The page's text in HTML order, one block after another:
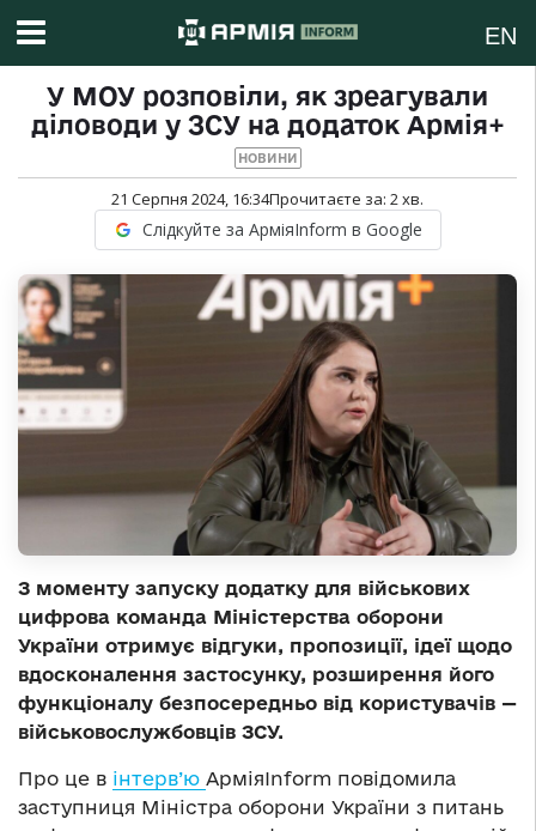
EN
У МОУ розповіли, як зреагували
діловоди у ЗСУ на додаток Армія+
НОВИНИ
21 Серпня 2024, 16:34Прочитаєте за: 2хв.
Слідкуйте за АрміяInform в Google
З моменту запуску додатку для військових
цифрова команда Міністерства оборони
України отримує відгуки, пропозиції, ідеї щодо
вдосконалення застосунку, розширення його
функціоналу безпосередньо від користувачів —
військовослужбовців ЗСУ.
Про це в інтерв’ю АрміяInform повідомила
заступниця Міністра оборони України з питань